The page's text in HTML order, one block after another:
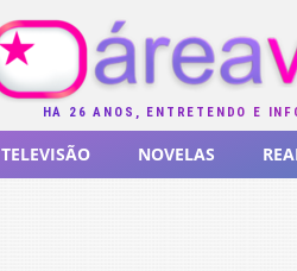
HÁ 26 ANOS, ENTRETENDO E
TELEVISÃO NOVELAS